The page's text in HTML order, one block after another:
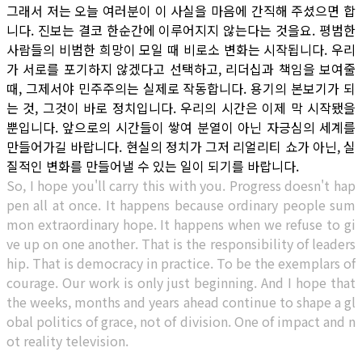
그래서 저는 오늘 여러분이 이 사실을 마음에 간직해 주셨으면 합
니다. 진보는 결코 한순간에 이루어지지 않는다는 것을요. 평범한
사람들의 비범한 희망이 모일 때 비로소 변화는 시작됩니다. 우리
가 서로를 포기하지 않겠다고 선택하고, 리더십과 책임을 보여줄
때, 그제서야 민주주의는 실제로 작동합니다. 용기의 본보기가 되
는 것, 그것이 바로 정치입니다. 우리의 시간은 이제 막 시작됐을
뿐입니다. 앞으로의 시간들이 쌓여 분열이 아닌 자긍심의 세계를
만들어가길 바랍니다. 현실의 정치가 그저 리얼리티 쇼가 아닌, 실
질적인 변화를 만들어낼 수 있는 일이 되기를 바랍니다.
So, I hope you'll carry this with you. Progress doesn't hap
pen all at once. It happens because ordinary people sum
mon extraordinary hope. It happens when we refuse to gi
ve up on one another. That is the responsibility of leaders
hip. That is democracy in practice. To be the exemplars of
courage. Our work is only just beginning. And I hope that
the weeks, months and years ahead continue to shape a gl
obal politics of grace, not of division. One of impact and n
ot reality television.